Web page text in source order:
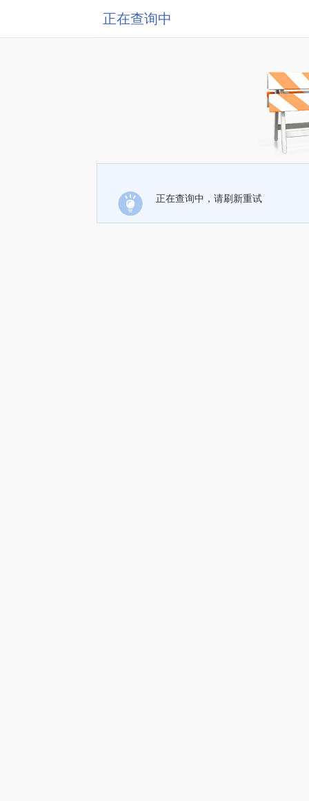
正在查询中
正在查询中，请刷新重试